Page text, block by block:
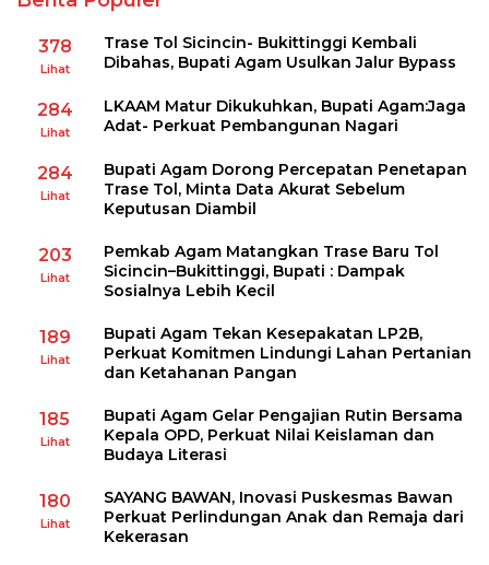
378
Lihat
Trase Tol Sicincin- Bukittinggi Kembali
Dibahas, Bupati Agam Usulkan Jalur Bypass
284
Lihat
LKAAM Matur Dikukuhkan, Bupati Agam:Jaga
Adat- Perkuat Pembangunan Nagari
284
Lihat
Bupati Agam Dorong Percepatan Penetapan
Trase Tol, Minta Data Akurat Sebelum
Keputusan Diambil
203
Lihat
Pemkab Agam Matangkan Trase Baru Tol
Sicincin–Bukittinggi, Bupati : Dampak
Sosialnya Lebih Kecil
189
Lihat
Bupati Agam Tekan Kesepakatan LP2B,
Perkuat Komitmen Lindungi Lahan Pertanian
dan Ketahanan Pangan
185
Lihat
Bupati Agam Gelar Pengajian Rutin Bersama
Kepala OPD, Perkuat Nilai Keislaman dan
Budaya Literasi
180
Lihat
SAYANG BAWAN, Inovasi Puskesmas Bawan
Perkuat Perlindungan Anak dan Remaja dari
Kekerasan